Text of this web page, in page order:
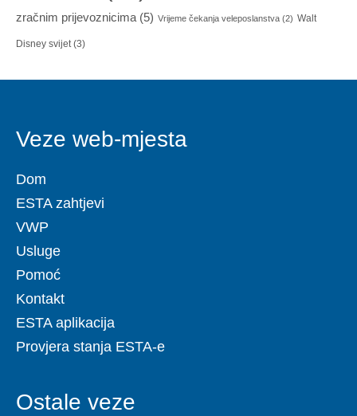
zračnim prijevoznicima(5) Vrijeme čekanja veleposlanstva (2) Walt
Disney svijet(3)
Veze web-mjesta
Dom
ESTA zahtjevi
VWP
Usluge
Pomoć
Kontakt
ESTA aplikacija
Provjera stanja ESTA-e
Ostale veze